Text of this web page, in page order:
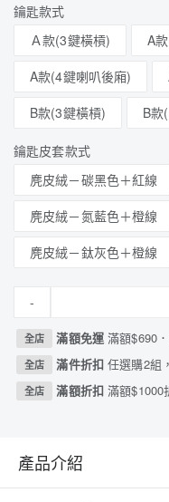
鑰匙款式
Ａ款(3鍵橫槓)
A
A款(4鍵喇叭後廂)
B款(3鍵橫槓)
B款
鑰匙皮套款式
麂皮絨－碳黑色＋紅線
麂皮絨－氮藍色＋橙線
麂皮絨－鈦灰色＋橙線
-
全店 滿額免運滿額$690
全店 滿件折扣任選購2組
全店 滿額折扣滿額$1000
產品介紹